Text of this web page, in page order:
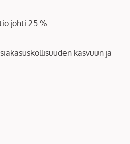
johti 25 %
kasvuun ja